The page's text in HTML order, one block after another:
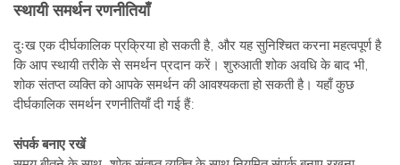
नियमित रूप से चेक-इन करें: समय-समय पर कॉल, संदेश या मुलाकात के
माध्यम से यह सुनिश्चित करें कि वे अकेले नहीं हैं।
सामाजिक गतिविधियाँ: धीरे-धीरे शोक संतप्त व्यक्ति को सामाजिक
गतिविधियों में शामिल करने के तरीके खोजें। उन्हें बिना दबाव के शामिल होने
का मौका दें।
लचीलापन दिखाना